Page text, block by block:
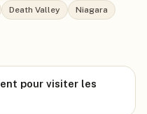
Death Valley Niagara
pour visiter les